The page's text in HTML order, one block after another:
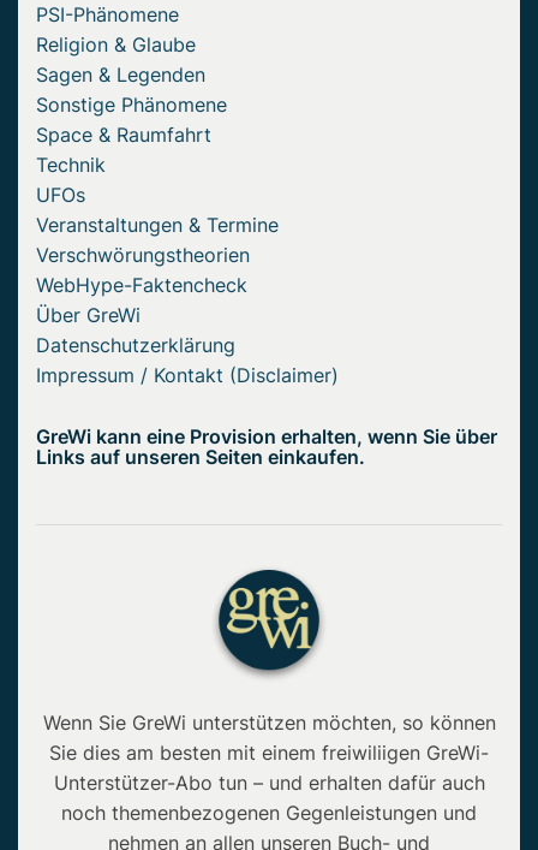
PSI-Phänomene
Religion & Glaube
Sagen & Legenden
Sonstige Phänomene
Space & Raumfahrt
Technik
UFOs
Veranstaltungen & Termine
Verschwörungstheorien
WebHype-Faktencheck
Über GreWi
Datenschutzerklärung
Impressum / Kontakt (Disclaimer)
GreWi kann eine Provision erhalten, wenn Sie über
Links auf unseren Seiten einkaufen.
Wenn Sie GreWi unterstützen möchten, so können
Sie dies am besten mit einem freiwiliigen GreWi-
Unterstützer-Abo tun – und erhalten dafür auch
noch themenbezogenen Gegenleistungen und
nehmen an allen unseren Buch- und